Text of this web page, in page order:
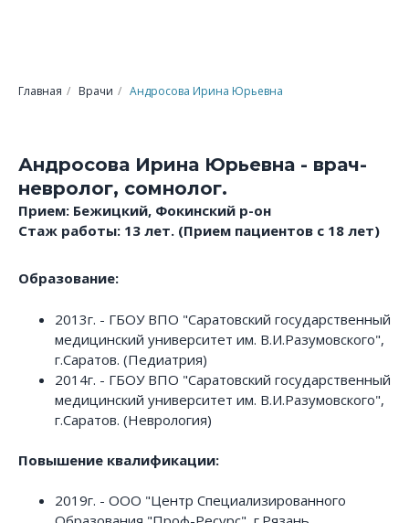
Главная / Врачи / Андросова Ирина Юрьевна
Андросова Ирина Юрьевна - врач-
невролог, сомнолог.
Прием: Бежицкий, Фокинский р-он
Стаж работы: 13 лет. (Прием пациентов с 18 лет)
Образование:
2013г. - ГБОУ ВПО "Саратовский государственный
медицинский университет им. В.И.Разумовского",
г.Саратов. (Педиатрия)
2014г. - ГБОУ ВПО "Саратовский государственный
медицинский университет им. В.И.Разумовского",
г.Саратов. (Неврология)
Повышение квалификации:
2019г. - ООО "Центр Специализированного